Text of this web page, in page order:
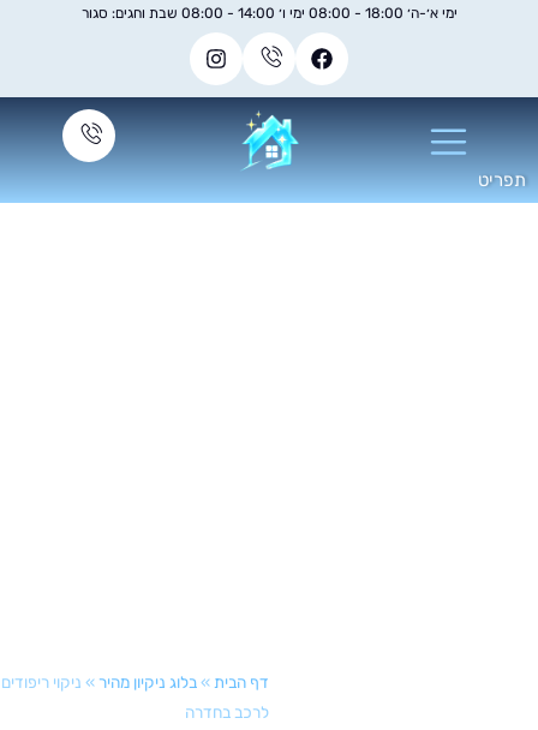
»בלוג ניקיון מהיר »ניקוי ריפודים
לרכב בחדרה